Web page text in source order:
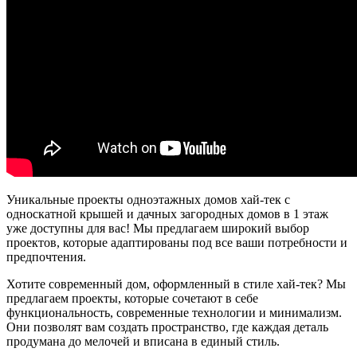
Уникальные проекты одноэтажных домов хай-тек с
односкатной крышей и дачных загородных домов в 1 этаж
уже доступны для вас! Мы предлагаем широкий выбор
проектов, которые адаптированы под все ваши потребности и
предпочтения.
Хотите современный дом, оформленный в стиле хай-тек? Мы
предлагаем проекты, которые сочетают в себе
функциональность, современные технологии и минимализм.
Они позволят вам создать пространство, где каждая деталь
продумана до мелочей и вписана в единый стиль.